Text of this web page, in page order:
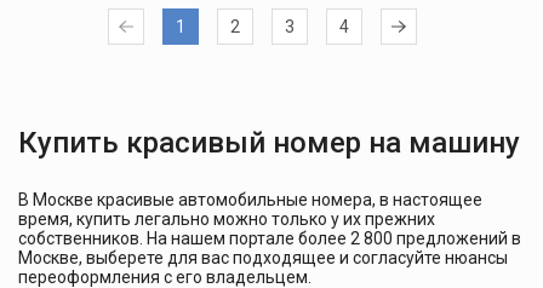
1 2 3 4
Купить красивый номер на машину
В Москве красивые автомобильные номера, в настоящее
время, купить легально можно только у их прежних
собственников. На нашем портале более 2 800 предложений в
Москве, выберете для вас подходящее и согласуйте нюансы
переоформления с его владельцем.